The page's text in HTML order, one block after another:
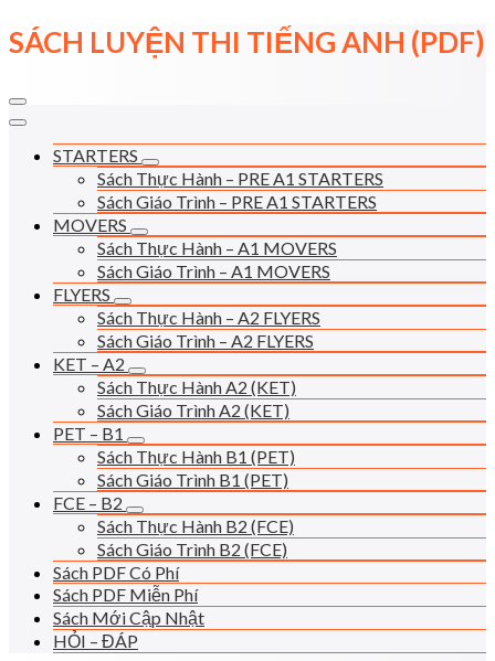
Skip
to
SÁCH LUYỆN THI TIẾNG ANH (PDF)
STARTERS
Sách Thực Hành – PRE A1 STARTERS
Sách Giáo Trình – PRE A1 STARTERS
MOVERS
Sách Thực Hành – A1 MOVERS
Sách Giáo Trình – A1 MOVERS
FLYERS
Sách Thực Hành – A2 FLYERS
Sách Giáo Trình – A2 FLYERS
KET – A2
Sách Thực Hành A2 (KET)
Sách Giáo Trình A2 (KET)
PET – B1
Sách Thực Hành B1 (PET)
Sách Giáo Trình B1 (PET)
FCE – B2
Sách Thực Hành B2 (FCE)
Sách Giáo Trình B2 (FCE)
Sách PDF Có Phí
Sách PDF Miễn Phí
Sách Mới Cập Nhật
HỎI – ĐÁP